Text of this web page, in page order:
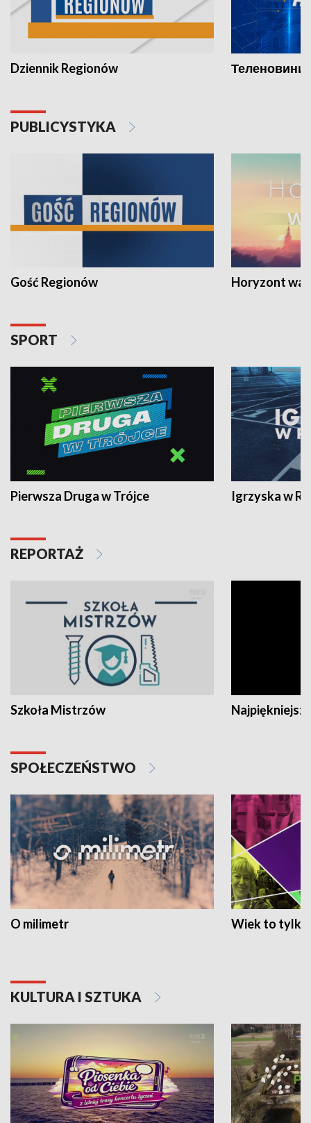
Dziennik Regionów Теленовини
PUBLICYSTYKA
Gość Regionów Horyzont
SPORT
Pierwsza Druga w Trójce Igrzyska w
REPORTAŻ
Szkoła Mistrzów
SPOŁECZEŃSTWO
O milimetr Wiek to tylko
KULTURA I SZTUKA